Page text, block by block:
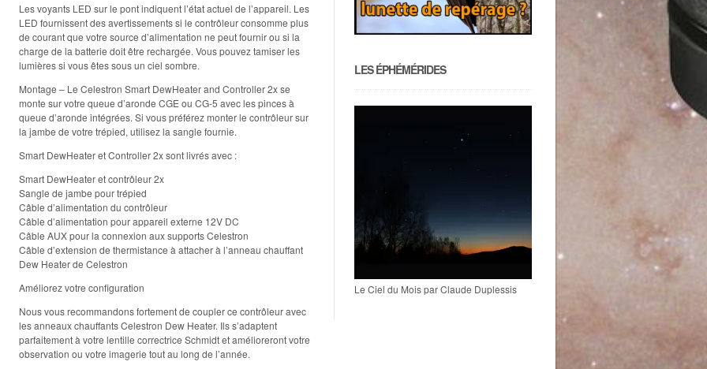
Les voyants LED sur le pont indiquent l’état actuel de l’appareil. Les
LED fournissent des avertissements si le contrôleur consomme plus
de courant que votre source d’alimentation ne peut fournir ou si la
charge de la batterie doit être rechargée. Vous pouvez tamiser les
lumières si vous êtes sous un ciel sombre.
Montage – Le Celestron Smart DewHeater and Controller 2x se
monte sur votre queue d’aronde CGE ou CG-5 avec les pinces à
queue d’aronde intégrées. Si vous préférez monter le contrôleur sur
la jambe de votre trépied, utilisez la sangle fournie.
Smart DewHeater et Controller 2x sont livrés avec :
Smart DewHeater et contrôleur 2x
Sangle de jambe pour trépied
Câble d’alimentation du contrôleur
Câble d’alimentation pour appareil externe 12V DC
Câble AUX pour la connexion aux supports Celestron
Câble d’extension de thermistance à attacher à l’anneau chauffant
Dew Heater de Celestron
Améliorez votre configuration
Nous vous recommandons fortement de coupler ce contrôleur avec
les anneaux chauffants Celestron Dew Heater. Ils s’adaptent
parfaitement à votre lentille correctrice Schmidt et amélioreront votre
observation ou votre imagerie tout au long de l’année.
LES ÉPHÉMÉRIDES
Le Ciel du Mois par Claude Duplessis